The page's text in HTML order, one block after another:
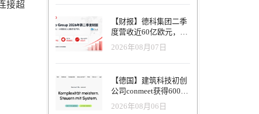
接超
【财报】德科集团二季
度营收近60亿欧元，其
中AI代理已覆盖50%收
入，招聘服务进入运营
重构阶段
2026年08月07日
【德国】建筑科技初创
公司conmeet获得600万
欧元种子轮融资，用于
打造面向贸易和建筑行
2026年08月06日